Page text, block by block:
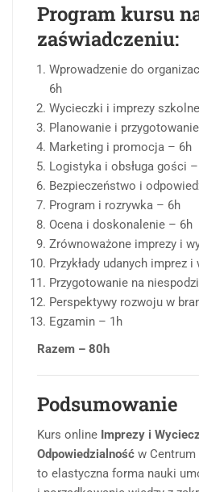
Program kursu
zaświadczeniu:
Wprowadzenie do
6h
Wycieczki i imprezy
Planowanie i
Marketing i promocja – 6h
Logistyka i obsługa gości
Bezpieczeństwo i
Program i rozrywka – 6h
Ocena i doskonalenie – 6h
Zrównoważone imprezy i
Przykłady udanych imprez
Przygotowanie na
Perspektywy rozwoju w
Egzamin – 1h
Razem – 80h
Podsumowanie
Kurs online Imprezy i
Odpowiedzialność w Centrum
to elastyczna forma nauki